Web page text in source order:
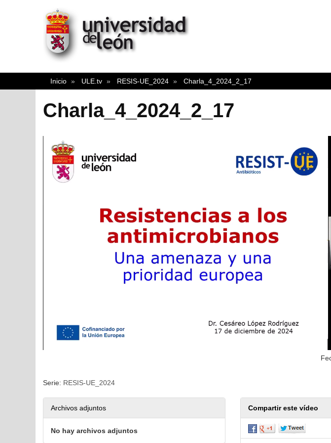
Inicio ULE.tv RESIS-UE_2024 Charla_4_2024_2_17
Charla_4_2024_2_17
Serie: RESIS-UE_2024
Archivos adjuntos
No hay archivos adjuntos
Compartir este vídeo